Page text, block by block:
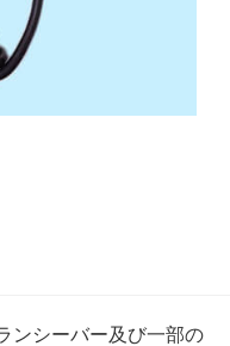
ンシーバー及び一部の